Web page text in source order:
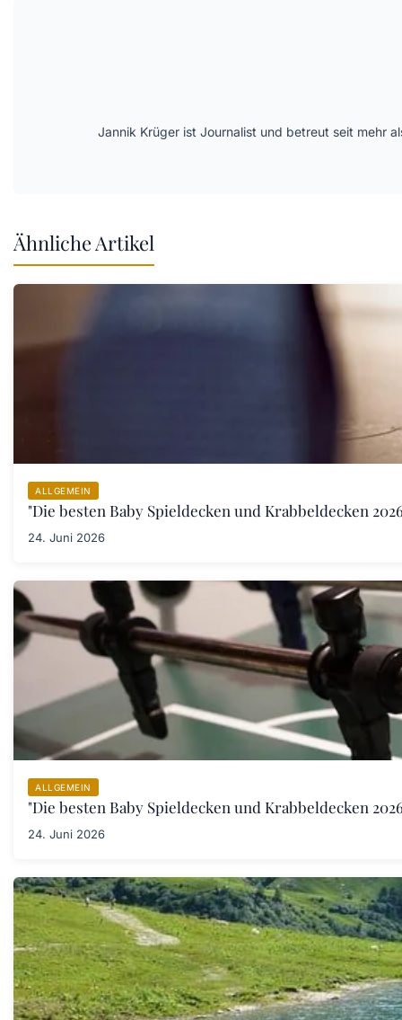
Jannik Krüger ist Journalist und betreut seit mehr
Ähnliche Artikel
ALLGEMEIN
"Die besten Baby Spieldecken und Krabbeldecken
24. Juni 2026
ALLGEMEIN
"Die besten Baby Spieldecken und Krabbeldecken
24. Juni 2026